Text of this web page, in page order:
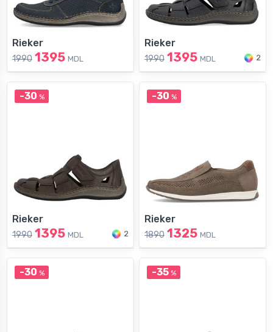
Rieker
1990 1395 MDL
Rieker
1990 1395 MDL 2
-30 %
Rieker
1990 1395 MDL 2
-30 %
Rieker
1890 1325 MDL
-30 % -35%